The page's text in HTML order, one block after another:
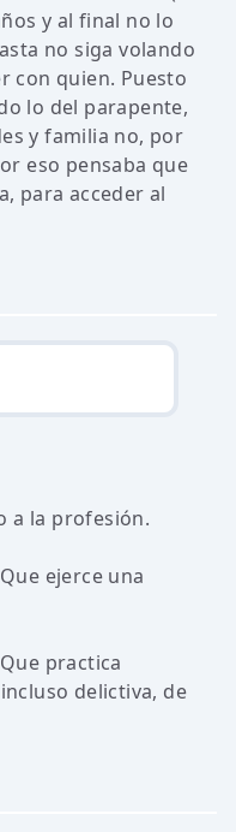
y al final no lo
no siga volando
con quien. Puesto
lo del parapente,
y familia no, por
eso pensaba que
para acceder al
a la profesión.
ejerce una
practica
delictiva, de